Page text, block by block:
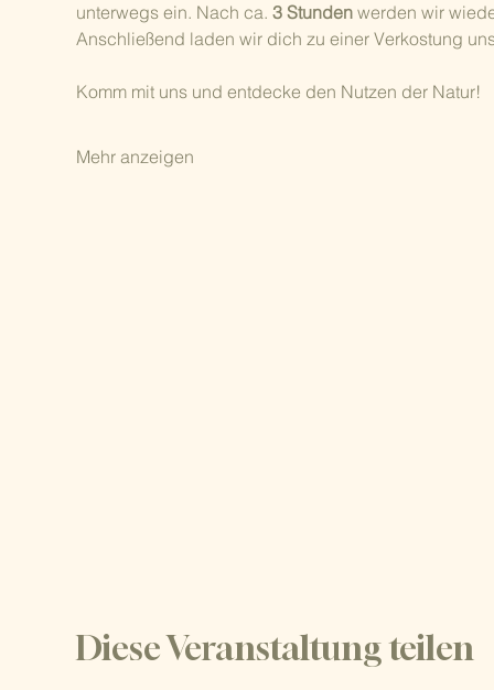
unterwegs ein. Nach ca. 3 Stunden werden wir
Anschließend laden wir dich zu einer Verkostung
Komm mit uns und entdecke den Nutzen der Natur!
Mehr anzeigen
Diese Veranstaltung teilen